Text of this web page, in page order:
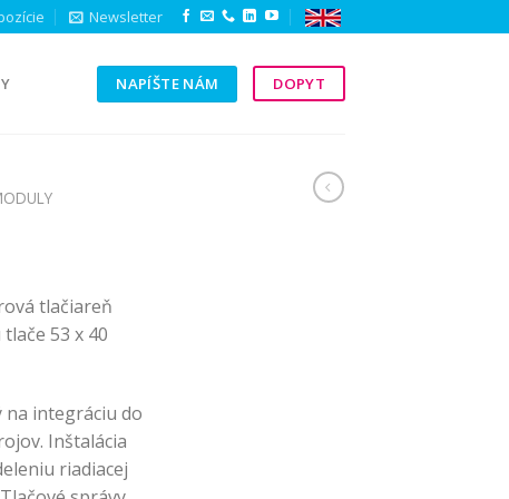
Newsletter
NAPÍŠTE NÁM DOPYT
tlačiareň
53 x 40
na integráciu do
Inštalácia
riadiacej